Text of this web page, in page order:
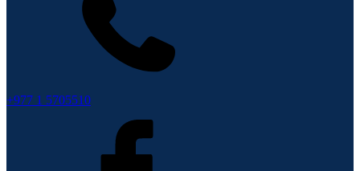
+977 1 5705510